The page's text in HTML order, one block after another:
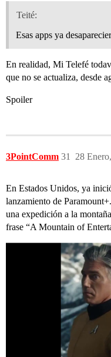
Teité:
Esas apps ya
En realidad, Mi Telefé
que no se actualiza, desde
Spoiler
3PointComm 28
31
En Estados Unidos, ya
lanzamiento de
una expedición a la
frase “A Mountain of